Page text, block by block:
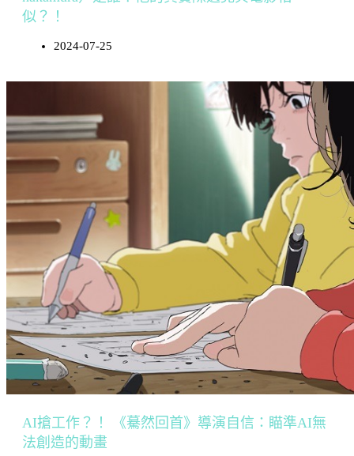
似？！
2024-07-25
AI搶工作？！ 《驀然回首》導演自信：瞄準AI無
法創造的動畫